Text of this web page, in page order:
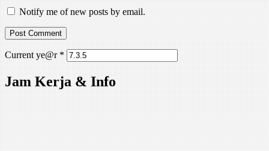
Notify me of new posts by email.
Current ye@r*
Jam Kerja & Info